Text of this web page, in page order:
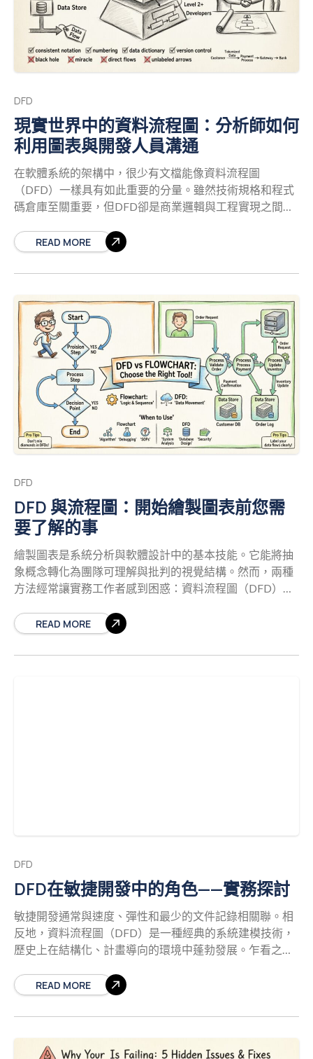
確性至關重要 清晰性： 利益相關者需要清楚地看到整體圖
景，而不會感到混淆。 準確性： 資料流中的錯誤會導致系
統設計出現錯誤。 溝通： DFD能夠彌合業務需求與技術規
格之間的差距。 維護： 一份記錄完善的圖表能使未來的變
更更容易追蹤。
核心元件與符號 無論使用哪種特定方
踐的第一步。 元件 符號形狀 功能 處理程序 圓形或圓角矩
形 將輸入資料轉換為輸出資料。 外部實體 矩形 系統外部
DFD
現實世界中的資料流程圖：分析師如何
利用圖表與開發人員溝通
在軟體系統的架構中，很少有文檔能像資料流程圖
（DFD）一樣具有如此重要的分量。雖然技術規格和程式
碼倉庫至關重要，但DFD卻是商業邏輯與工程實現之間的
當分析師繪製一個流程時，他們並非僅僅描繪資料的移
動；而是在定義系統組件之間互動的合約。對開發人員而
言，這張圖表是決定資料庫結構、API端點與處理邏輯的
我們將檢視這些圖表如何作為溝通工具，使用的特定符號
標準以確保清晰度，以及分析師與開發人員之間常見的摩
擦點。透過理解DFD的運作機制，超越理論定義，團隊能
夠減少歧義，並建立符合商業意圖的系統。 理解DFD的核
心組件
在深入探討協作策略之前，建立共通的術語詞
彙至關重要。資料流程圖是資訊系統中資料流動的圖形化
表示。與流程圖不同，流程圖呈現控制流與決策邏輯，而
DFD則專注於資料的轉換與移動。圖表中的每一項元素都
具有特定的語義意義。 外部實體（方塊或矩形）： 表示系
統邊界之外的資料來源或目的地。這些可能是使用者、其
的地方。流程接收輸入資料，加以修改，並產生輸出資
料。在程式碼的脈絡中，這對應到函數、方法或微服務。
續使用的儲存庫。這包括資料庫、檔案系統，甚至暫時的
快取。它是一種被動儲存，而非主動轉換。 資料流（箭
頭）： 表示資料在實體、流程與儲存之間的移動。箭頭的
的具體資料。 當這些元素結合起來時，便形成系統資訊架
接的邏輯一致性。 抽象層級：從上下文到詳細設計
有
READ MORE
DFD
DFD 與流程圖：開始繪製圖表前您需
要了解的事
繪製圖表是系統分析與軟體設計中的基本技能。它能將抽
象概念轉化為團隊可理解與批判的視覺結構。然而，兩種
方法經常讓實務工作者感到困惑：資料流程圖（DFD）與
使用的符號也不同，且關注系統行為的不同面向。選擇錯
誤的工具可能導致溝通誤解、邏輯缺陷或開發週期效率低
下。本指南提供兩種方法的清晰且權威的解析。 理解這些
代表系統內執行的動作或操作。 決策： 菱形，根據是/否
同頁面或區段的圖表部分。 邏輯流程由連接這些圖形的箭
頭表示。這種視覺層級結構使分析師能夠追蹤程式的執行
路徑或業務程序的流程。在記錄系統在特定條件下的行為
時尤其有用。 何時使用流程圖 當複雜性在於邏輯與決策
時，流程圖非常理想。請考慮以下情境： 演算法設計： 在
程式碼撰寫開始前，定義電腦程式的逐步邏輯時。 業務程
序： 在規劃核准工作流程時，例如費用報銷或聘僱程序。
READ MORE
DFD
DFD在敏捷開發中的角色——實務探討
敏捷開發通常與速度、彈性和最少的文件記錄相關聯。相
反地，資料流程圖（DFD）是一種經典的系統建模技術，
歷史上在結構化、計畫導向的環境中蓬勃發展。乍看之
在敏捷框架內，能作為抽象需求與具體系統架構之間的關
鍵橋樑。本指南探討如何透過視覺化資料流動，支援迭代
開發，同時不犧牲清晰度或控制力。 了解資訊的來源、其
要。無論您是在設計微服務架構，還是重構單體應用程
READ MORE